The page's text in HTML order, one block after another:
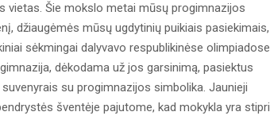
vietas. Šie mokslo metai mūsų progimnazijos
džiaugėmės mūsų ugdytinių puikiais pasiekimais,
sėkmingai dalyvavo respublikinėse olimpiadose
dėkodama už jos garsinimą, pasiektus
su progimnazijos simbolika. Jaunieji
šventėje pajutome, kad mokykla yra stipri